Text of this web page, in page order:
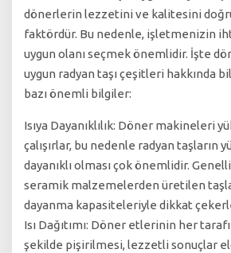
dönerlerin lezzetini ve kalitesini
faktördür. Bu nedenle, işletmenizin
uygun olanı seçmek önemlidir. İşte
uygun radyan taşı çeşitleri hakkında
bazı önemli bilgiler:
Isıya Dayanıklılık: Döner makineleri
çalışırlar, bu nedenle radyan taşların
dayanıklı olması çok önemlidir.
seramik malzemelerden üretilen
dayanma kapasiteleriyle dikkat
Isı Dağıtımı: Döner etlerinin her
şekilde pişirilmesi, lezzetli sonuçlar